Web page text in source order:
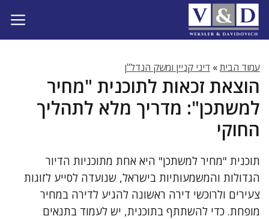
לדלג
לתוכן
עמוד הבית» דיני קניין ומשק הנדל"ן
הוצאת זכאות לתוכנית "מחיר
למשתכן": מדריך מלא לתהליך
החוקי
תוכנית "מחיר למשתכן" היא אחת מתוכניות הדיור
הגדולות והמשמעותיות בישראל, שנועדה לסייע לזוגות
צעירים ולרוכשי דירה ראשונה להגיע לדירה במחיר
מופחת. כדי להשתתף בתוכנית, יש לעמוד בתנאים